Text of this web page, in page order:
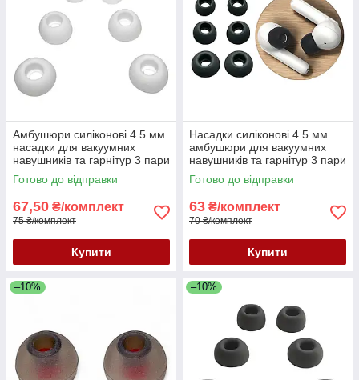
Амбушюри силіконові 4.5 мм
насадки для вакуумних
навушників та гарнітур 3 пари
розмір S/M/L білі
Готово до відправки
67,50 ₴/комплект
75 ₴/комплект
Купити
Насадки силіконові 4.5 мм
амбушюри для вакуумних
навушників та гарнітур 3 пари
розмір S/M/L чорні
Готово до відправки
63 ₴/комплект
70 ₴/комплект
Купити
–10% –10%